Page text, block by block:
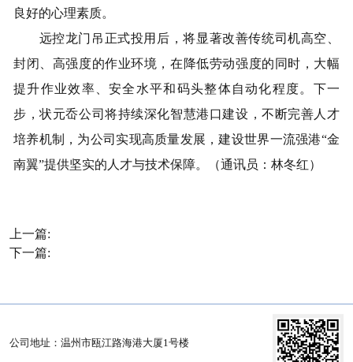
良好的心理素质。
远控龙门吊正式投用后，将显著改善传统司机高空、
封闭、高强度的作业环境，在降低劳动强度的同时，大幅
提升作业效率、安全水平和码头整体自动化程度。 下一
步，状元岙公司将持续深化智慧港口建设 ，不断完善人才
培养机制，为公司实现高质量发展，建设世界一流强港“金
南翼”提供坚实的人才与技术保障。（通讯员：林冬红）
上一篇:
下一篇:
公司地址：温州市瓯江路海港大厦1号楼